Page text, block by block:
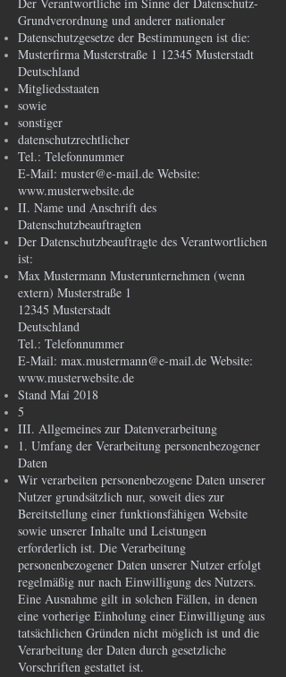
Grundverordnung und anderer nationaler
Datenschutzgesetze der Bestimmungen ist die:
Musterfirma Musterstraße 1 12345 Musterstadt
Deutschland
Mitgliedsstaaten
sowie
sonstiger
datenschutzrechtlicher
Tel.: Telefonnummer
E-Mail: muster@e-mail.de Website:
www.musterwebsite.de
II. Name und Anschrift des
Datenschutzbeauftragten
Der Datenschutzbeauftragte des Verantwortlichen
ist:
Max Mustermann Musterunternehmen (wenn
extern) Musterstraße 1
12345 Musterstadt
Deutschland
Tel.: Telefonnummer
E-Mail: max.mustermann@e-mail.de Website:
www.musterwebsite.de
Stand Mai 2018
5
III. Allgemeines zur Datenverarbeitung
1. Umfang der Verarbeitung personenbezogener
Daten
Wir verarbeiten personenbezogene Daten unserer
Nutzer grundsätzlich nur, soweit dies zur
Bereitstellung einer funktionsfähigen Website
sowie unserer Inhalte und Leistungen
erforderlich ist. Die Verarbeitung
personenbezogener Daten unserer Nutzer erfolgt
regelmäßig nur nach Einwilligung des Nutzers.
Eine Ausnahme gilt in solchen Fällen, in denen
eine vorherige Einholung einer Einwilligung aus
tatsächlichen Gründen nicht möglich ist und die
Verarbeitung der Daten durch gesetzliche
Vorschriften gestattet ist.